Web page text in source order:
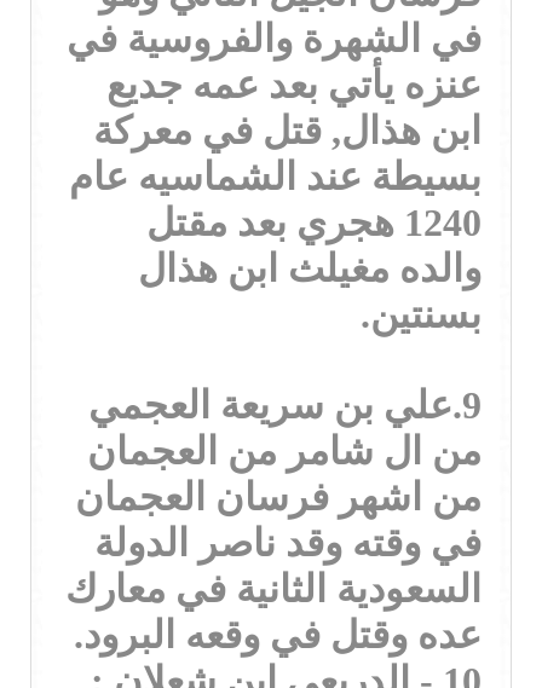
في الشهرة والفروسية في
عنزه يأتي بعد عمه جديع
ابن هذال, قتل في معركة
بسيطة عند الشماسيه عام
1240 هجري بعد مقتل
والده مغيلث ابن هذال
بسنتين.
9.علي بن سريعة العجمي
من ال شامر من العجمان
من اشهر فرسان العجمان
في وقته وقد ناصر الدولة
السعودية الثانية في معارك
عده وقتل في وقعه البرود.